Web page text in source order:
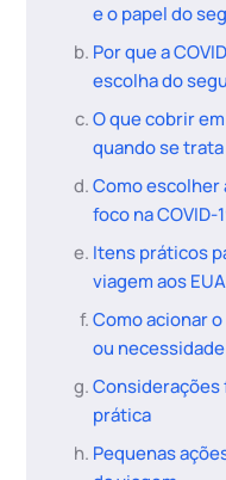
e o papel do
Por que a
escolha do
O que cobrir
quando se trata
Como escolher
foco na COVID-
Itens práticos
viagem aos EUA
Como acionar
ou
Considerações
prática
Pequenas